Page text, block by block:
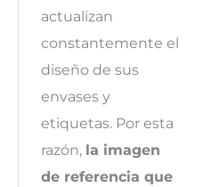
actualizan
constantemente el
diseño de sus
envases y
etiquetas. Por esta
razón, la imagen
de referencia que